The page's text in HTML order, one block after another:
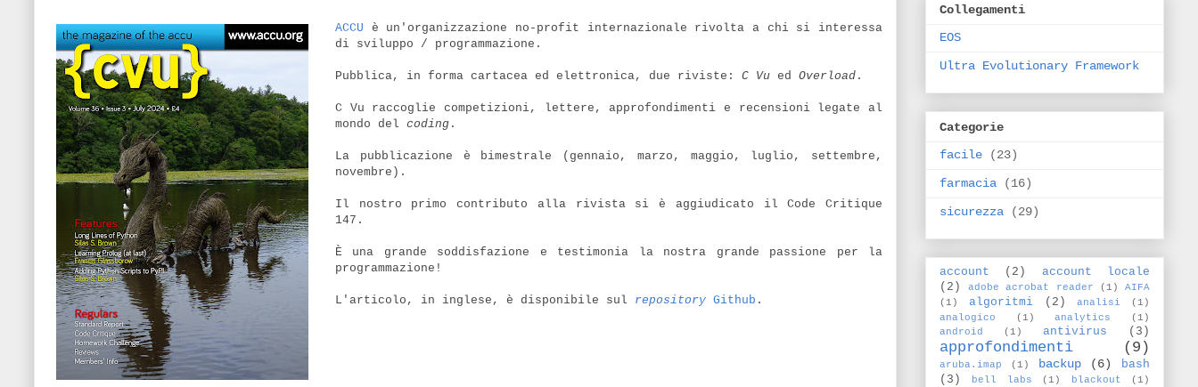
ACCU è un'organizzazione no-profit internazionale rivolta a chi si interessa
di sviluppo / programmazione.
Pubblica, in forma cartacea ed elettronica, due riviste: C Vu ed Overload .
C Vu raccoglie competizioni, lettere, approfondimenti e recensioni legate al
mondo del coding .
La pubblicazione è bimestrale (gennaio, marzo, maggio, luglio, settembre,
novembre).
Il nostro primo contributo alla rivista si è aggiudicato il Code Critique
147.
È una grande soddisfazione e testimonia la nostra grande passione per la
programmazione!
L'articolo, in inglese, è disponibile sul repository Github .
Collegamenti
EOS
Ultra Evolutionary Framework
Categorie
facile
(23)
farmacia
(16)
sicurezza
(29)
account (2)
account locale
(2)
adobe acrobat reader (1)
AIFA
(1)
algoritmi (2) analisi
(1)
analogico
(1) analytics
(1)
android
(1) antivirus (3)
approfondimenti (9)
aruba.imap (1) backup (6)
bash
(3)
bell labs (1) blackout
(1)